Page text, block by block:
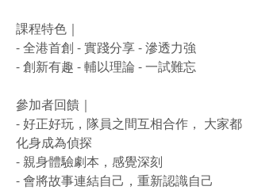
課程特色｜
- 全港首創 - 實踐分享 - 滲透力強
- 創新有趣 - 輔以理論 - 一試難忘
參加者回饋｜
- 好正好玩，隊員之間互相合作， 大家都
化身成為偵探
- 親身體驗劇本，感覺深刻
- 會將故事連結自己，重新認識自己